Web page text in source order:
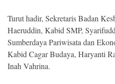
Turut hadir, Sekretaris Badan
Haeruddin, Kabid SMP,
Sumberdaya Pariwisata dan
Kabid Cagar Budaya, Haryanti
Inah Vahrina.